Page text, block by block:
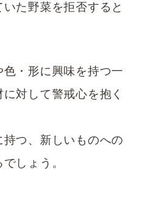
た野菜を拒否すると
・形に興味を持つ一
対して警戒心を抱く
つ、新しいものへの
しょう。